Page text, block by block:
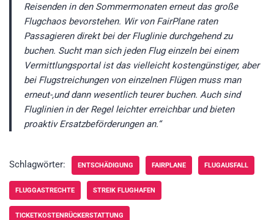
Reisenden in den Sommermonaten erneut das große
Flugchaos bevorstehen. Wir von FairPlane raten
Passagieren direkt bei der Fluglinie durchgehend zu
buchen. Sucht man sich jeden Flug einzeln bei einem
Vermittlungsportal ist das vielleicht kostengünstiger, aber
bei Flugstreichungen von einzelnen Flügen muss man
erneut-,und dann wesentlich teurer buchen. Auch sind
Fluglinien in der Regel leichter erreichbar und bieten
proaktiv Ersatzbeförderungen an.“
Schlagwörter: ENTSCHÄDIGUNG FAIRPLANE FLUGAUSFALL
FLUGGASTRECHTE STREIK FLUGHAFEN
TICKETKOSTENRÜCKERSTATTUNG